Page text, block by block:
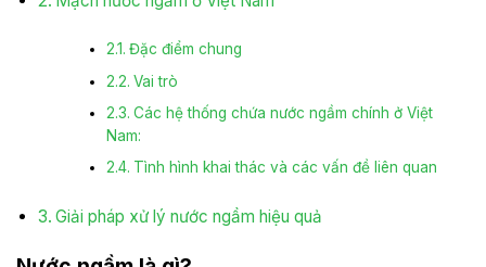
Đặc điểm chung
Vai trò
Các hệ thống chứa nước ngầm chính ở Việt
Nam:
Tình hình khai thác và các vấn đề liên quan
Giải pháp xử lý nước ngầm hiệu quả